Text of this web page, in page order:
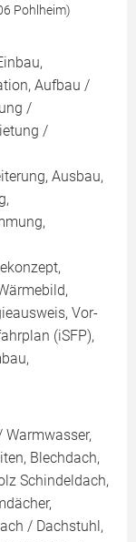
Pohlheim)
Aufbau /
/
/
Ausbau,
Vor-
(iSFP),
Warmwasser,
Blechdach,
Schindeldach,
/ Dachstuhl,